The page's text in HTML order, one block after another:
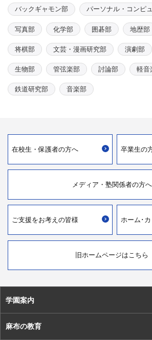
バックギャモン部 パーソナル・コンピ
写真部 化学部 囲碁部 地歴部
将棋部 文芸・漫画研究部 演劇部
生物部 管弦楽部 討論部 軽音
鉄道研究部 音楽部
在校生・保護者の方へ 卒業生の
メディア・ 塾関係者の方へ
ご支援をお考えの皆様 ホーム･
旧ホームページはこちら
学園案内
麻布の教育